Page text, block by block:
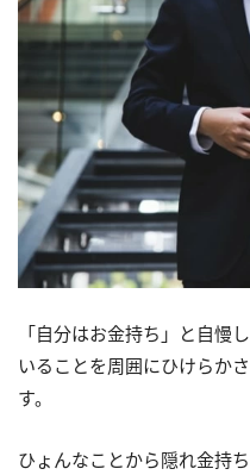
「自分はお金持ち」と自慢
いることを周囲にひけらか
す。
ひょんなことから隠れ金持